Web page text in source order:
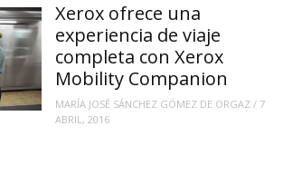
Xerox ofrece una
experiencia de viaje
completa con Xerox
Mobility Companion
MARÍA JOSÉ SÁNCHEZ GÓMEZ DE ORGAZ / 7
ABRIL, 2016